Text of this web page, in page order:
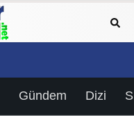
Gündem Dizi